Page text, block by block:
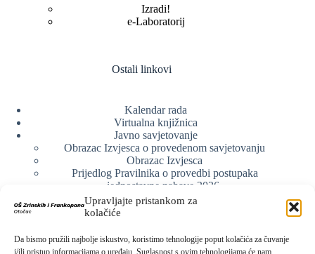
Upravljajte pristankom za
kolačiće
Da bismo pružili najbolje iskustvo, koristimo tehnologije poput kolačića za čuvanje
i/ili pristup informacijama o uređaju. Suglasnost s ovim tehnologijama će nam
Izradi!
e-Laboratorij
Ostali linkovi
Kalendar rada
Virtualna knjižnica
Javno savjetovanje
Obrazac Izvjesca o provedenom savjetovanju
Obrazac Izvjesca
Prijedlog Pravilnika o provedbi postupaka
jednostavne nabave 2026.
Obrazlozenje uz prijedlog Pravilnika o provedbi
postupka jednostavne nabave
Web arhiva
Politika o zaštiti privatnosti